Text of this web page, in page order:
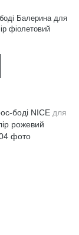
Балерина для
фіолетовий